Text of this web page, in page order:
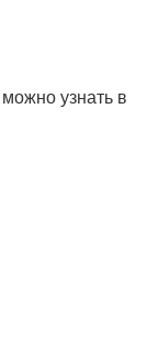
узнать в